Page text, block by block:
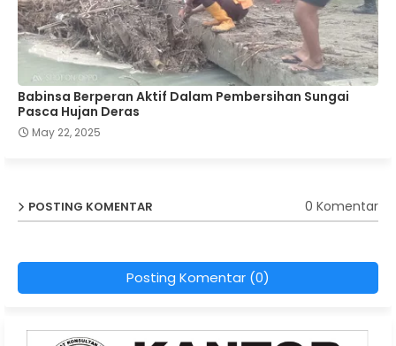
Babinsa Berperan Aktif Dalam Pembersihan Sungai
Pasca Hujan Deras
May 22, 2025
POSTING KOMENTAR 0 Komentar
Posting Komentar (0)